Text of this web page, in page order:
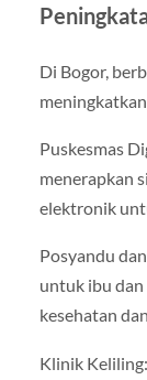
Di Bogor,
Puskesmas
menerapkan
elektronik
Posyandu
untuk ibu
kesehatan
Klinik